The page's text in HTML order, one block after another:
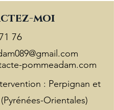
moi
76
pommeadam.com
: Perpignan et
Orientales)